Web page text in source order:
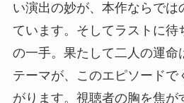
い演出の妙が、本作ならでは
ています。そしてラストに待
の一手。果たして二人の運
テーマが、このエピソードで
がります。視聴者の胸を焦が